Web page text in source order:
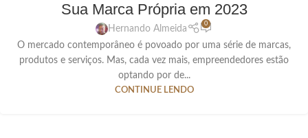
Sua Marca Própria em 2023
Hernando Almeida
0
O mercado contemporâneo é povoado por uma série de marcas,
produtos e serviços. Mas, cada vez mais, empreendedores estão
optando por de...
CONTINUE LENDO